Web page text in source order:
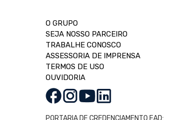
O GRUPO
SEJA NOSSO PARCEIRO
TRABALHE CONOSCO
ASSESSORIA DE IMPRENSA
TERMOS DE USO
OUVIDORIA
PORTARIA DE CREDENCIAMENTO EAD: